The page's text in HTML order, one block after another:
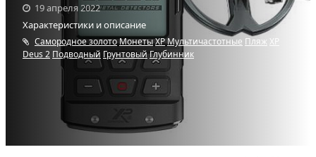
19 апреля 2022
Характеристики и описание
Самородное золотоМонетыXPМультичастотные Пляж XP
Deus 2 Подводный ГрунтовыйГлубинник